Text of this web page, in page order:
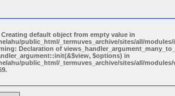
default object from empty value in
public_html/_termuves_archive/sites/all/
Declaration of
$options) in
public_html/_termuves_archive/sites/all/